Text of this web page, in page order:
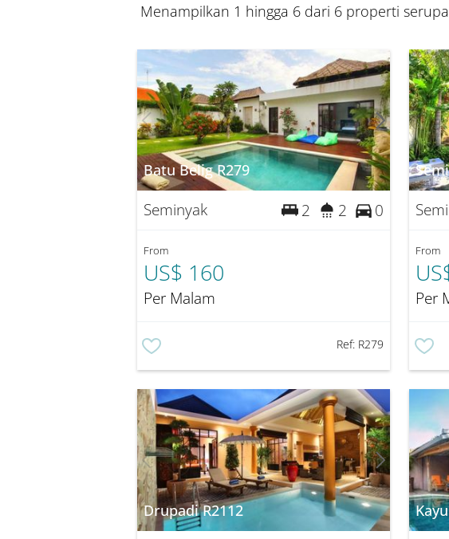
Menampilkan 1 hingga 6 dari 6 properti
Batu Belig R279
Seminyak 2 2 0
From
US$ 160
Per Malam
Ref: R279
From
Per
Drupadi R2112